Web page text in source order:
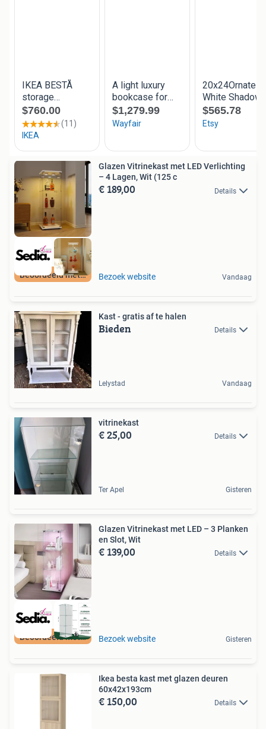
Beoordeeld met 9+
Glazen Vitrinekast met LED Verlichting
– 4 Lagen, Wit (125 c
€ 189,00 Details
Bezoek website Vandaag
Kast - gratis af te halen
Bieden Details
Lelystad Vandaag
vitrinekast
€ 25,00 Details
Ter Apel Gisteren
Beoordeeld met 9+
Glazen Vitrinekast met LED – 3 Planken
en Slot, Wit
€ 139,00 Details
Bezoek website Gisteren
Ikea besta kast met glazen deuren
60x42x193cm
€ 150,00 Details